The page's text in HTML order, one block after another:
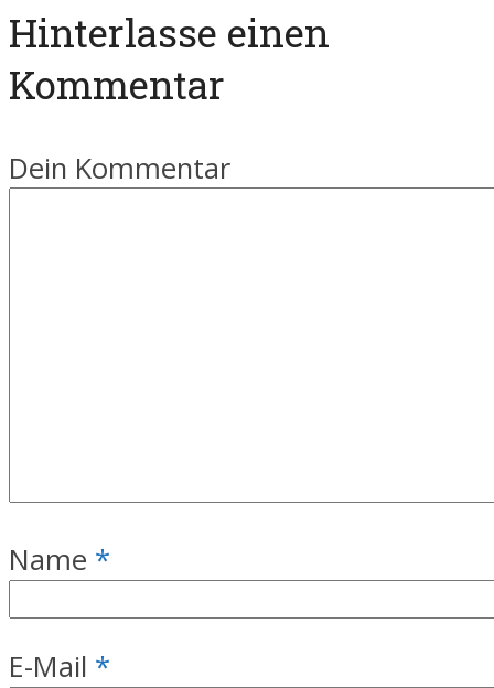
Hinterlasse einen
Kommentar
Dein Kommentar
Name *
E-Mail *